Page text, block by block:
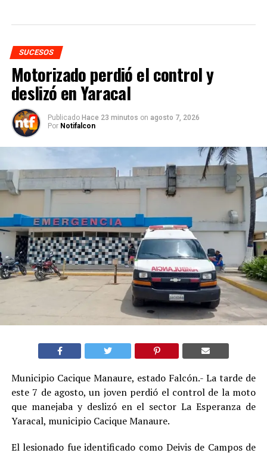
SUCESOS
Motorizado perdió el control y
deslizó en Yaracal
Publicado Hace 23 minutos on agosto 7, 2026
Por Notifalcon
Municipio Cacique Manaure, estado Falcón.- La tarde de
este 7 de agosto, un joven perdió el control de la moto
que manejaba y deslizó en el sector La Esperanza de
Yaracal, municipio Cacique Manaure.
El lesionado fue identificado como Deivis de Campos de